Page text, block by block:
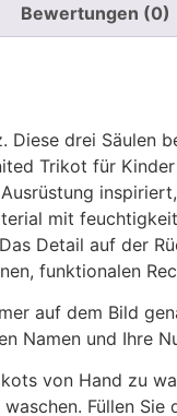
Bewertungen (0)
drei Säulen
Trikot für
mit
Detail auf der
funktionalen
auf dem Bild
Namen und Ihre
von Hand zu
Füllen